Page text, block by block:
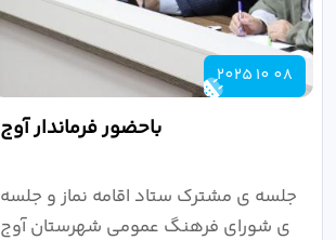
2025 10 08
باحضور فرماندار آوج
جلسه ی مشترک ستاد اقامه نماز و جلسه
ی شورای فرهنگ عمومی شهرستان آوج